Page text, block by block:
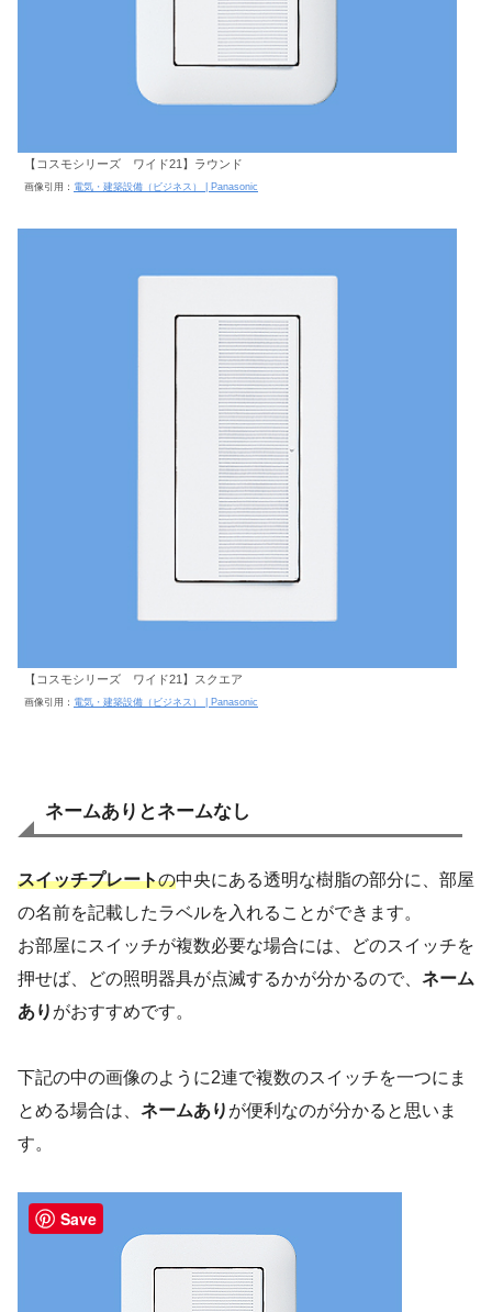
【コスモシリーズ ワイド21】ラウンド
画像引用： 電気・建築設備（ビジネス） | Panasonic
【コスモシリーズ ワイド21】スクエア
画像引用： 電気・建築設備（ビジネス） | Panasonic
ネームありとネームなし
スイッチプレートの中央にある透明な樹脂の部分に、部屋
の名前を記載したラベルを入れることができます。
お部屋にスイッチが複数必要な場合には、どのスイッチを
押せば、どの照明器具が点滅するかが分かるので、 ネーム
あり がおすすめです。
下記の中の画像のように2連で複数のスイッチを一つにま
とめる場合は、 ネームあり が便利なのが分かると思いま
す。
Save